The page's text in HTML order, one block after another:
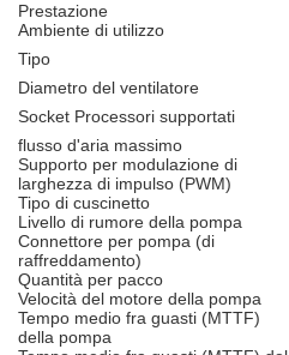
Prestazione
Ambiente di utilizzo
Tipo
Diametro del ventilatore
Socket Processori supportati
flusso d'aria massimo
Supporto per modulazione di
larghezza di impulso (PWM)
Tipo di cuscinetto
Livello di rumore della pompa
Connettore per pompa (di
raffreddamento)
Quantità per pacco
Velocità del motore della pompa
Tempo medio fra guasti (MTTF)
della pompa